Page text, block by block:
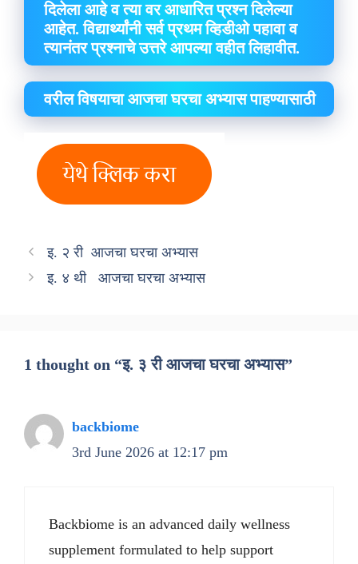
दिलेला आहे व त्या वर आधारित प्रश्न दिलेल्या
आहेत. विद्यार्थ्यांनी सर्व प्रथम व्हिडीओ पहावा व
त्यानंतर प्रश्नाचे उत्तरे आपल्या वहीत लिहावीत.
वरील विषयाचा आजचा घरचा अभ्यास पाहण्यासाठी
इ. २ री आजचा घरचा अभ्यास
इ. ४ थी आजचा घरचा अभ्यास
1 thought on “इ. ३ री आजचा घरचा अभ्यास”
backbiome
3rd June 2026 at 12:17 pm
Backbiome is an advanced daily wellness
supplement formulated to help support